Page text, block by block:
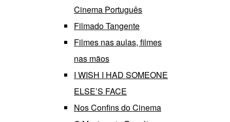
Cinema Português
Filmado Tangente
Filmes nas aulas, filmes
nas mãos
I WISH I HAD SOMEONE
ELSE’S FACE
Nos Confins do Cinema